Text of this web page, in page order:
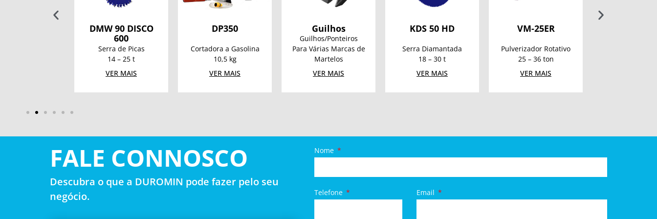
DMW 90 DISCO
600
Serra de Picas
14 – 25 t
VER MAIS
DP350
Cortadora a Gasolina
10,5 kg
VER MAIS
Guilhos
Guilhos/Ponteiros
Para Várias Marcas de
Martelos
VER MAIS
KDS 50 HD
Serra Diamantada
18 – 30 t
VER MAIS
VM-25ER
Pulverizador Rotativo
25 – 36 ton
VER MAIS
FALE CONNOSCO
Descubra o que a DUROMIN pode fazer pelo seu
negócio.
Nome
Telefone Email